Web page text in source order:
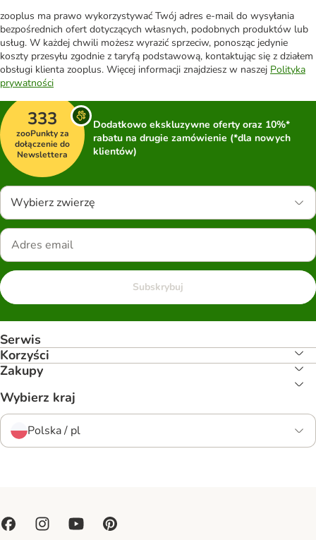
zooplus ma prawo wykorzystywać Twój adres e-mail do wysyłania
bezpośrednich ofert dotyczących własnych, podobnych produktów lub
usług. W każdej chwili możesz wyrazić sprzeciw, ponosząc jedynie
koszty przesyłu zgodnie z taryfą podstawową, kontaktując się z działem
obsługi klienta zooplus. Więcej informacji znajdziesz w naszej Polityka
prywatności
333
zooPunkty za
dołączenie do
Newslettera
Dodatkowo ekskluzywne oferty oraz 10%*
rabatu na drugie zamówienie (*dla nowych
klientów)
Wybierz zwierzę
Subskrybuj
Serwis
Korzyści
Zakupy
Wybierz kraj
Polska / pl